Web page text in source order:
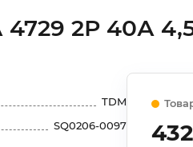
2Р 40А
TDM
SQ0206-0097 432